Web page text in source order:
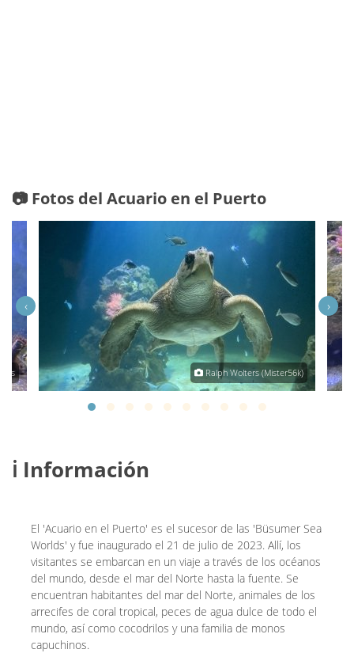
📷 Fotos del Acuario en el Puerto
Ralph Wolters (Mister56k)
‹ ›
ℹ️ Información
El 'Acuario en el Puerto' es el sucesor de las 'Büsumer Sea
Worlds' y fue inaugurado el 21 de julio de 2023. Allí, los
visitantes se embarcan en un viaje a través de los océanos
del mundo, desde el mar del Norte hasta la fuente. Se
encuentran habitantes del mar del Norte, animales de los
arrecifes de coral tropical, peces de agua dulce de todo el
mundo, así como cocodrilos y una familia de monos
capuchinos.